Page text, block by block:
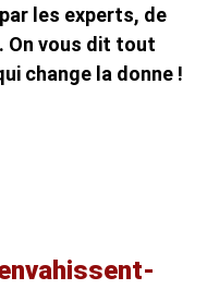
les experts, de
On vous dit tout
change la donne !